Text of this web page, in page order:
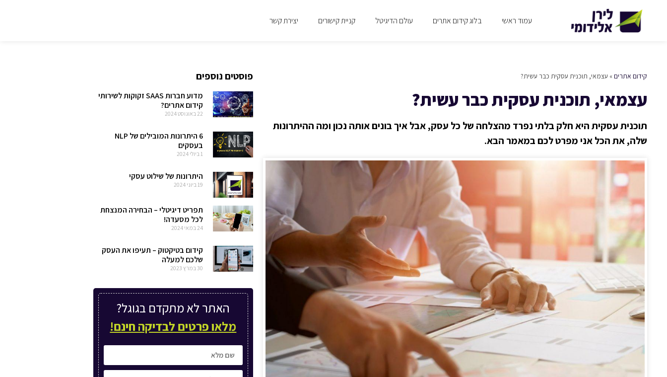
עמוד ראשי בלוג קידום אתרים עולם הדיגיטל קניית קישורים יצירת קשר
קידום אתרים » עצמאי, תוכנית עסקית כבר עשית?
עצמאי, תוכנית עסקית כבר עשית?
תוכנית עסקית היא חלק בלתי נפרד מהצלחה של כל עסק, אבל איך בונים אותה נכון ומה ההיתרונות
שלה, את הכל אני מפרט לכם במאמר הבא.
פוסטים נוספים
מדוע חברות SAAS זקוקות לשירותי
קידום אתרים?
22 באוגוסט 2024
6 היתרונות המובילים של NLP
בעסקים
1 ביולי 2024
היתרונות של שילוט עסקי
19 ביוני 2024
תפריט דיגיטלי – הבחירה המנצחת
לכל מסעדה!
24 במאי 2024
קידום בטיקטוק – תעיפו את העסק
שלכם למעלה
30 במרץ 2023
האתר לא מתקדם בגוגל?
מלאו פרטים לבדיקה חינם!